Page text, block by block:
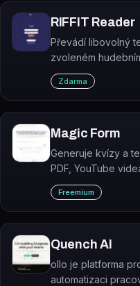
RIFFIT Reader
Převádí libovolný
zvoleném
terapeutický
autismem nebo
Zdarma
Magic Form
Generuje kvízy a
PDF, YouTube
několika sekund.
Freemium
Quench AI
ollo je platforma
automatizaci